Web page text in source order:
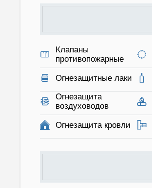
Клапаны
противопожарные
Огнезащитные лаки
Огнезащита
воздуховодов
Огнезащита кровли